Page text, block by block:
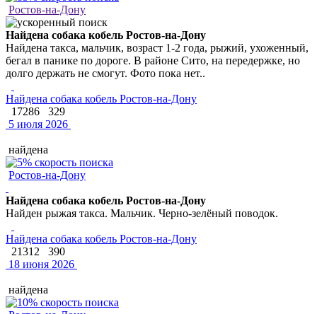
Ростов-на-Дону
Найдена собака кобель Ростов-на-Дону
Найдена такса, мальчик, возраст 1-2 года, рыжий, ухоженный,
бегал в панике по дороге. В районе Сито, на передержке, но
долго держать не смогут. Фото пока нет..
Найдена собака кобель Ростов-на-Дону
17286
329
5 июля 2026
найдена
Ростов-на-Дону
Найдена собака кобель Ростов-на-Дону
Найден рыжая такса. Мальчик. Черно-зелёный поводок.
Найдена собака кобель Ростов-на-Дону
21312
390
18 июня 2026
найдена